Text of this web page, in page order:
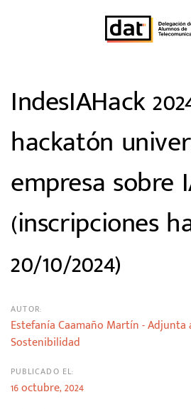
Skip
content
IndesIAHack
hackatón
empresa sobre
(inscripciones
20/10/2024)
AUTOR:
Estefanía Caamaño Martín -
Sostenibilidad
PUBLICADO EL:
16 octubre, 2024
Post
navigation